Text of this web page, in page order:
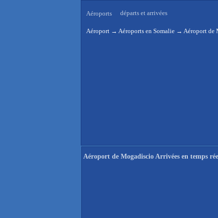
Aéroports départs et arrivées
Aéroport → Aéroports en Somalie → Aéroport de
Aéroport de Mogadiscio Arrivées en temps